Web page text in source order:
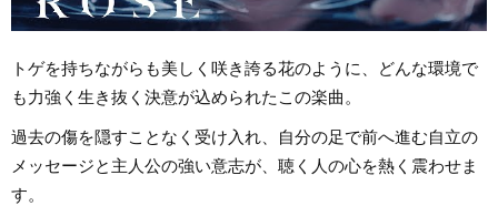
トゲを持ちながらも美しく咲き誇る花のように、どんな環境で
も力強く生き抜く決意が込められたこの楽曲。
過去の傷を隠すことなく受け入れ、自分の足で前へ進む自立の
メッセージと主人公の強い意志が、聴く人の心を熱く震わせま
す。